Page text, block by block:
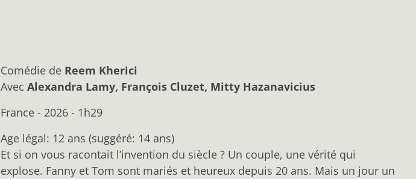
Comédie de Reem Kherici
Avec Alexandra Lamy, François Cluzet, Mitty Hazanavicius
France - 2026 - 1h29
Age légal: 12 ans (suggéré: 14 ans)
Et si on vous racontait l’invention du siècle ? Un couple, une vérité qui
explose. Fanny et Tom sont mariés et heureux depuis 20 ans. Mais un jour un